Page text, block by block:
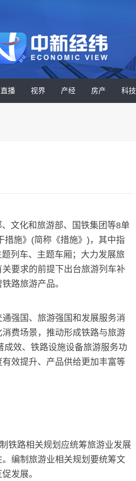
直播 视界 产经 房产 科技
文化和旅游部、国铁集团等8单
措施》(简称《措施》)，其中指
列车、主题车厢；大力发展旅
要求的前提下出台旅游列车补
路旅游产品。
强国、旅游强国和发展服务消
费场景，推动形成铁路与旅游
效、铁路设施设备旅游服务功
效提升、产品供给更加丰富等
路相关规划应统筹旅游业发展
编制旅游业相关规划要统筹文
发展。